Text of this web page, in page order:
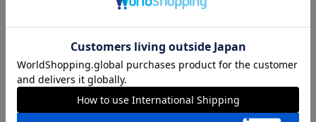
モデル：183cm B89cm W74cm H90cm
着用サイズ：L
【SS】
《ジャケット》着丈66cm バスト101cm ウエスト89cm
肩幅42.7cm 袖丈56.5cm